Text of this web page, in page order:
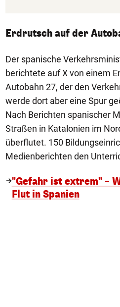
Erdrutsch auf der
Der spanische
berichtete auf X von einem
Autobahn 27, der den
werde dort aber eine Spur
Nach Berichten spanischer
Straßen in Katalonien im
überflutet. 150
Medienberichten den
"Gefahr ist extrem" –
Flut in Spanien